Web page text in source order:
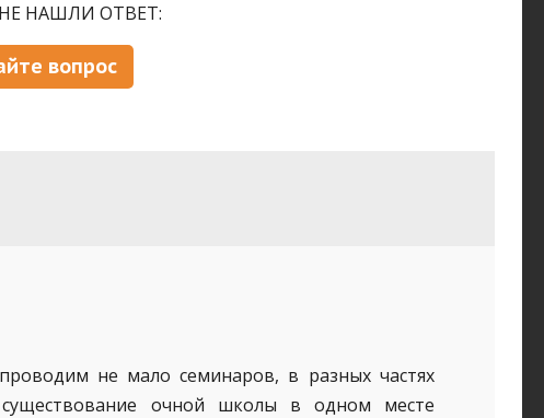
НАШЛИ ОТВЕТ:
вопрос
не мало семинаров, в разных частях
очной школы в одном месте